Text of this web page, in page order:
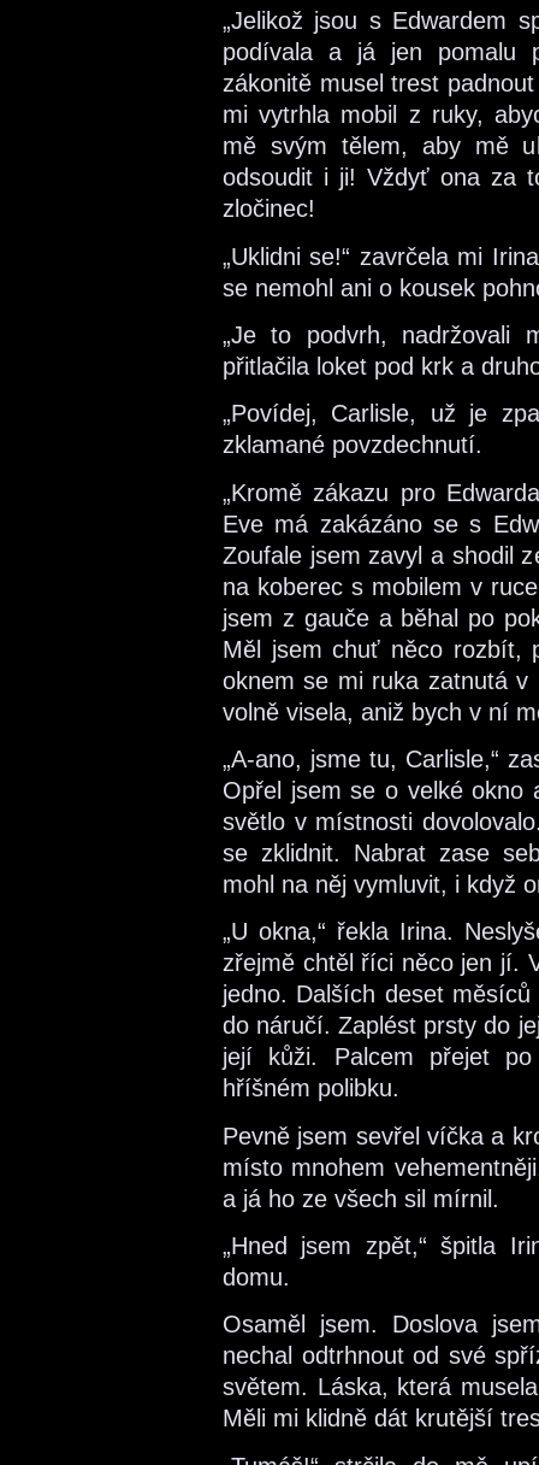
„Jelikož jsou s Edwardem
podívala a já jen pomalu
zákonitě musel trest
mi vytrhla mobil z ruky,
mě svým tělem, aby mě
odsoudit i ji! Vždyť ona za
zločinec!
„Uklidni se!“ zavrčela mi
se nemohl ani o kousek
„Je to podvrh, nadržovali
přitlačila loket pod krk a
„Povídej, Carlisle, už je
zklamané povzdechnutí.
„Kromě zákazu pro
Eve má zakázáno se s
Zoufale jsem zavyl a shodil
na koberec s mobilem v
jsem z gauče a běhal po
Měl jsem chuť něco rozbít,
oknem se mi ruka zatnutá
volně visela, aniž bych v ní
„A-ano, jsme tu, Carlisle,“
Opřel jsem se o velké okno
světlo v místnosti
se zklidnit. Nabrat zase
mohl na něj vymluvit, i když
„U okna,“ řekla Irina.
zřejmě chtěl říci něco jen jí.
jedno. Dalších deset
do náručí. Zaplést prsty do
její kůži. Palcem přejet
hříšném polibku.
Pevně jsem sevřel víčka a
místo mnohem
a já ho ze všech sil mírnil.
„Hned jsem zpět,“ špitla
domu.
Osaměl jsem. Doslova
nechal odtrhnout od své
světem. Láska, která
Měli mi klidně dát krutější